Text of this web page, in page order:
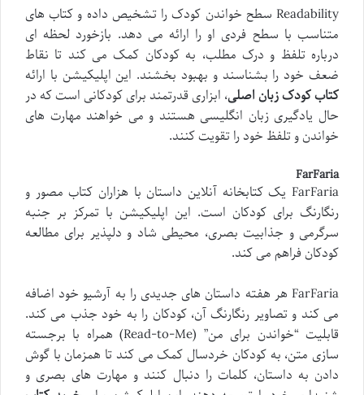
Readability سطح خواندن کودک را تشخیص داده و کتاب های
متناسب با سطح فردی او را ارائه می دهد. بازخورد لحظه ای
درباره تلفظ و درک مطلب، به کودکان کمک می کند تا نقاط
ضعف خود را بشناسند و بهبود بخشند. این اپلیکیشن با ارائه
کتاب کودک زبان اصلی، ابزاری قدرتمند برای کودکانی است که در
حال یادگیری زبان انگلیسی هستند و می خواهند مهارت های
خواندن و تلفظ خود را تقویت کنند.
FarFaria
FarFaria یک کتابخانه آنلاین داستان با هزاران کتاب مصور و
رنگارنگ برای کودکان است. این اپلیکیشن با تمرکز بر جنبه
سرگرمی و جذابیت بصری، محیطی شاد و دلپذیر برای مطالعه
کودکان فراهم می کند.
FarFaria هر هفته داستان های جدیدی را به آرشیو خود اضافه
می کند و تصاویر رنگارنگ آن، کودکان را به خود جذب می کند.
قابلیت “خواندن برای من” (Read-to-Me) همراه با برجسته
سازی متن، به کودکان خردسال کمک می کند تا همزمان با گوش
دادن به داستان، کلمات را دنبال کنند و مهارت های بصری و